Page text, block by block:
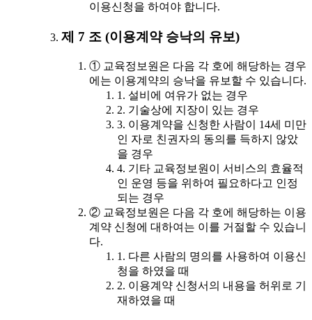
이용신청을 하여야 합니다.
제 7 조 (이용계약 승낙의 유보)
① 교육정보원은 다음 각 호에 해당하는 경우
에는 이용계약의 승낙을 유보할 수 있습니다.
1. 설비에 여유가 없는 경우
2. 기술상에 지장이 있는 경우
3. 이용계약을 신청한 사람이 14세 미만
인 자로 친권자의 동의를 득하지 않았
을 경우
4. 기타 교육정보원이 서비스의 효율적
인 운영 등을 위하여 필요하다고 인정
되는 경우
② 교육정보원은 다음 각 호에 해당하는 이용
계약 신청에 대하여는 이를 거절할 수 있습니
다.
1. 다른 사람의 명의를 사용하여 이용신
청을 하였을 때
2. 이용계약 신청서의 내용을 허위로 기
재하였을 때